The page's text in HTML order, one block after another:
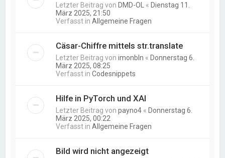
Letzter Beitrag von DMD-OL « Dienstag 11.
März 2025, 21:50
Verfasst inAllgemeine Fragen
Cäsar-Chiffre mittels str.translate
Letzter Beitrag vonimonbln « Donnerstag 6.
März 2025, 08:25
Verfasst inCodesnippets
Hilfe in PyTorch und XAI
Letzter Beitrag vonpayno4 « Donnerstag 6.
März 2025, 00:22
Verfasst inAllgemeine Fragen
Bild wird nicht angezeigt